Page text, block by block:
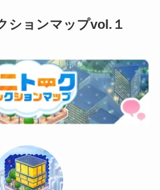
ションマップvol.１